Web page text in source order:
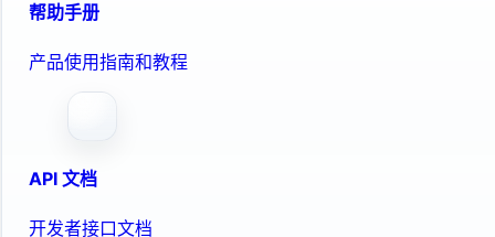
帮助手册
产品使用指南和教程
API 文档
开发者接口文档